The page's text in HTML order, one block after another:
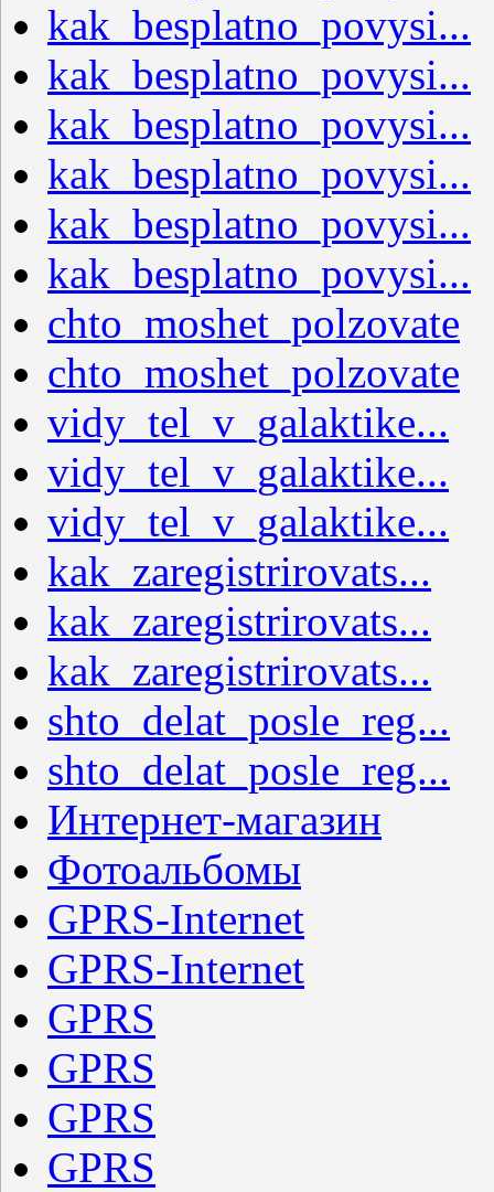
kak_besplatno_povysi...
kak_besplatno_povysi...
kak_besplatno_povysi...
kak_besplatno_povysi...
kak_besplatno_povysi...
kak_besplatno_povysi...
chto_moshet_polzovate
chto_moshet_polzovate
vidy_tel_v_galaktike...
vidy_tel_v_galaktike...
vidy_tel_v_galaktike...
kak_zaregistrirovats...
kak_zaregistrirovats...
kak_zaregistrirovats...
shto_delat_posle_reg...
shto_delat_posle_reg...
Интернет-магазин
Фотоальбомы
GPRS-Internet
GPRS-Internet
GPRS
GPRS
GPRS
GPRS